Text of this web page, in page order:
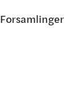
Forsamlinger